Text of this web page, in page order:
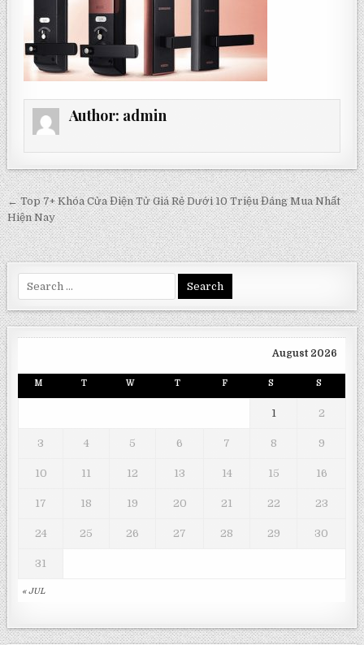
Author: admin
Post
navigation
← Top 7+ Khóa Cửa Điện Tử Giá Rẻ Dưới 10 Triệu Đáng Mua Nhất
Hiện Nay
August 2026
M T W T F S S
« JUL
1 2
3 4 5 6 7 8 9
10 11 12 13 14 15 16
17 18 19 20 21 22 23
24 25 26 27 28 29 30
31